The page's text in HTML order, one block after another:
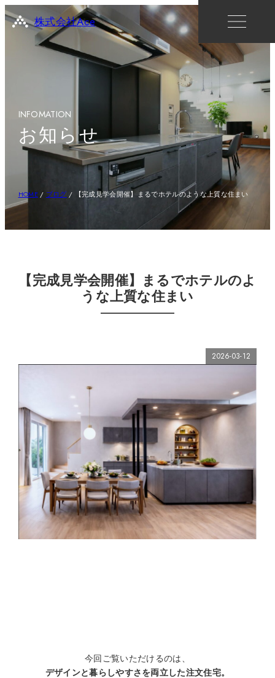
株式会社Ace
INFOMATION
お知らせ
HOME/ ブログ / 【完成見学会開催】まるでホテルのような上質な住まい
【完成見学会開催】まるでホテルのよ
うな上質な住まい
2026-03-12
今回ご覧いただけるのは、
デザインと暮らしやすさを両立した注文住宅。